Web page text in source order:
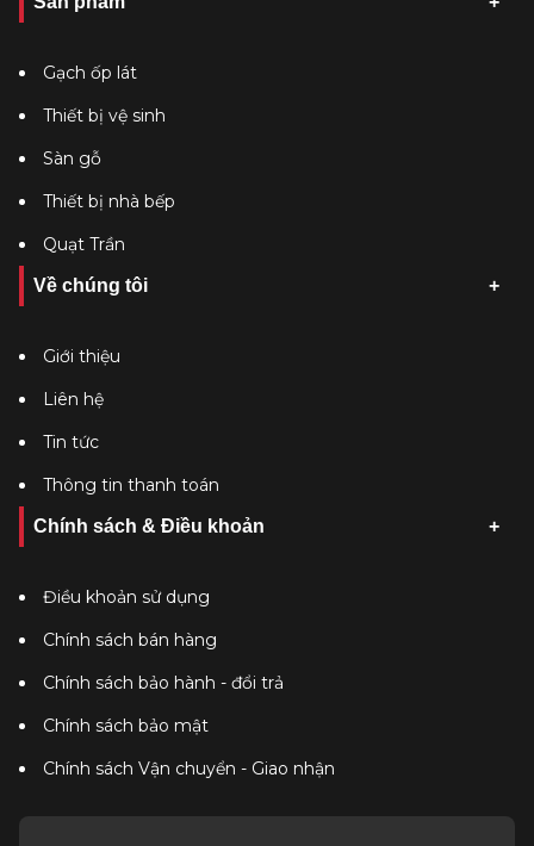
Gạch ốp lát
Thiết bị vệ sinh
Sàn gỗ
Thiết bị nhà bếp
Quạt Trần
Về chúng tôi
Giới thiệu
Liên hệ
Tin tức
Thông tin thanh toán
Chính sách & Điều khoản
Điều khoản sử dụng
Chính sách bán hàng
Chính sách bảo hành - đổi trả
Chính sách bảo mật
Chính sách Vận chuyển - Giao nhận